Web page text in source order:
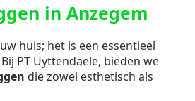
in Anzegem
huis; het is een essentieel
PT Uyttendaele, bieden we
die zowel esthetisch als